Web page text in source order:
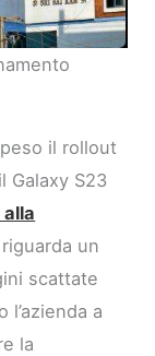
il rollout
Galaxy S23
un
scattate
a
la